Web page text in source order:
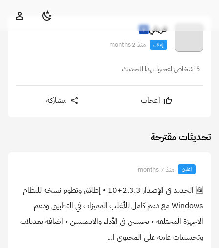
فريقي
إعلان منذ 2 months
6 اشخاص اعجبوا بهذا التحديث
اعجاب مشاركة
تحديثات مقترحة
إعلان منذ 7 months
🆕 الجديد في الإصدار 2.3.3+10 • إطلاق وتطوير نسخه للنظام
Windows مع دعم كامل للأغلب المميزات في التطبيق ودعم
الاجهزة المختلفه • تحسين في الأداء والانيميشن • اضافة تعديلات
وتحسينات عامه علي المحتوي ا...